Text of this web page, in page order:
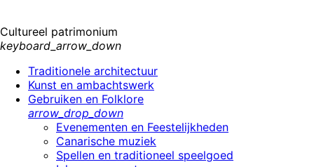
Cultureel patrimonium
keyboard_arrow_down
Traditionele architectuur
Kunst en ambachtswerk
Gebruiken en Folklore
arrow_drop_down
Evenementen en Feestelijkheden
Canarische muziek
Spellen en traditioneel speelgoed